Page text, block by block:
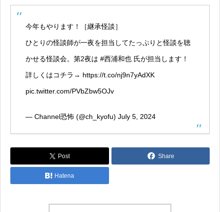
今年もやります！［継承怪談］
ひとりの怪談師が一夜を担当してたっぷりと怪談を聴
かせる怪談会。第2夜は #西浦和也 氏が担当します！
詳しくはコチラ→ https://t.co/nj9n7yAdXK
pic.twitter.com/PVbZbw5OJv
— Channel恐怖 (@ch_kyofu) July 5, 2024
Post Share
Hatena